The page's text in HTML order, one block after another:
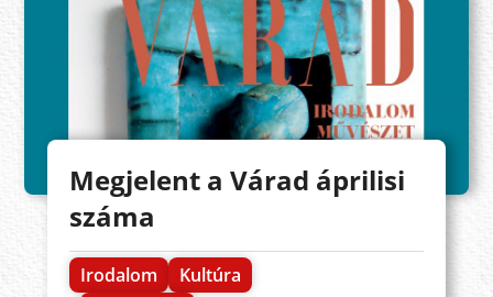
Megjelent a Várad áprilisi
száma
Irodalom
Kultúra